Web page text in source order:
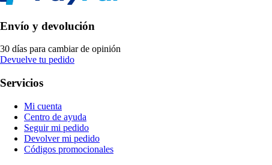
Envío y devolución
30 días para cambiar de opinión
Devuelve tu pedido
Servicios
Mi cuenta
Centro de ayuda
Seguir mi pedido
Devolver mi pedido
Códigos promocionales